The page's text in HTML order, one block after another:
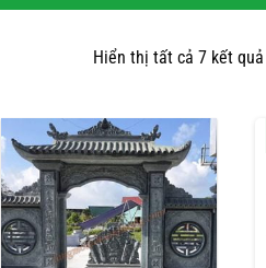
Hiển thị tất cả 7 kết quả